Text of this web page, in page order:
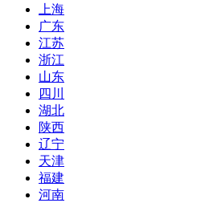
上海
广东
江苏
浙江
山东
四川
湖北
陕西
辽宁
天津
福建
河南